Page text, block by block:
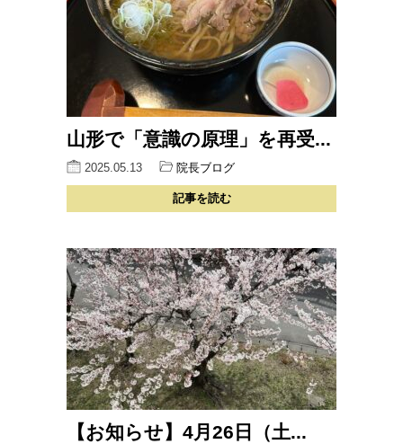
山形で「意識の原理」を再受...
2025.05.13 院長ブログ
記事を読む
【お知らせ】4月26日（土...